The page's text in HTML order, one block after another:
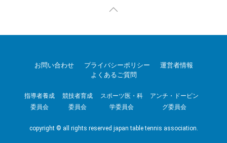
お問い合わせ プライバシーポリシー
運営者情報
よくあるご質問
指導者養成
委員会
競技者育成
委員会
スポーツ医・科
学委員会
アンチ・ドーピン
グ委員会
copyright © all rights reserved japan table tennis association.